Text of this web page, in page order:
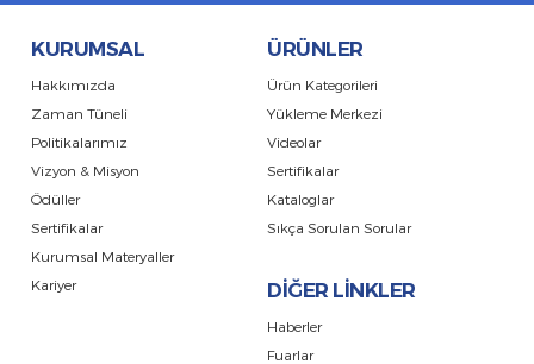
KURUMSAL
Hakkımızda
Zaman Tüneli
Politikalarımız
Vizyon & Misyon
Ödüller
Sertifikalar
Kurumsal Materyaller
Kariyer
ÜRÜNLER
Ürün Kategorileri
Yükleme Merkezi
Videolar
Sertifikalar
Kataloglar
Sıkça Sorulan Sorular
DİĞER LİNKLER
Haberler
Fuarlar